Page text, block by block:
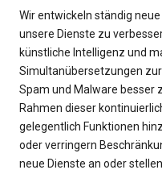
Wir entwickeln ständig
unsere Dienste zu
künstliche Intelligenz und
Simultanübersetzungen
Spam und Malware besser
Rahmen dieser
gelegentlich Funktionen
oder verringern
neue Dienste an oder